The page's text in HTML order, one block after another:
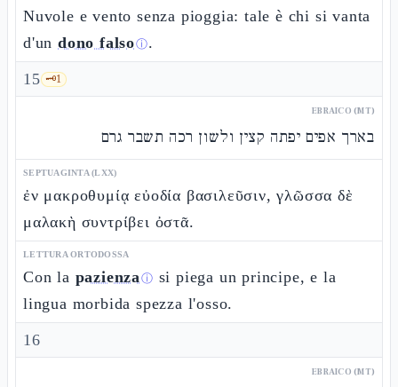
Nuvole e vento senza pioggia: tale è chi si vanta
d'un dono falsoⓘ.
15 🗝️1
EBRAICO (MT)
בארך אפים יפתה קצין ולשון רכה תשבר גרם
SEPTUAGINTA (LXX)
ἐν μακροθυμίᾳ εὐοδία βασιλεῦσιν, γλῶσσα δὲ
μαλακὴ συντρίβει ὀστᾶ.
LETTURA ORTODOSSA
Con la pazienzaⓘ si piega un principe, e la
lingua morbida spezza l'osso.
16
EBRAICO (MT)